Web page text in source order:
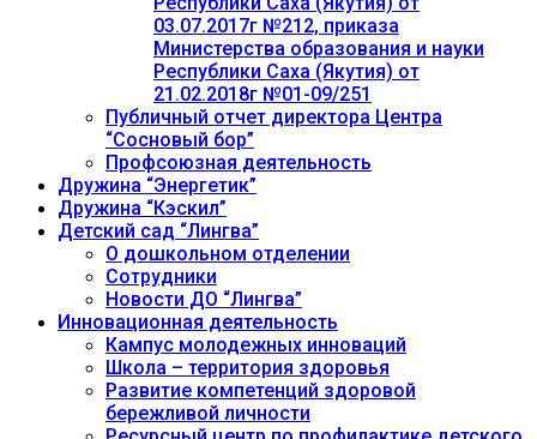
03.07.2017г №212, приказа
Министерства образования и науки
Республики Саха (Якутия) от
21.02.2018г №01-09/251
Публичный отчет директора Центра
“Сосновый бор”
Профсоюзная деятельность
Дружина “Энергетик”
Дружина “Кэскил”
Детский сад “Лингва”
О дошкольном отделении
Сотрудники
Новости ДО “Лингва”
Инновационная деятельность
Кампус молодежных инноваций
Школа – территория здоровья
Развитие компетенций здоровой
бережливой личности